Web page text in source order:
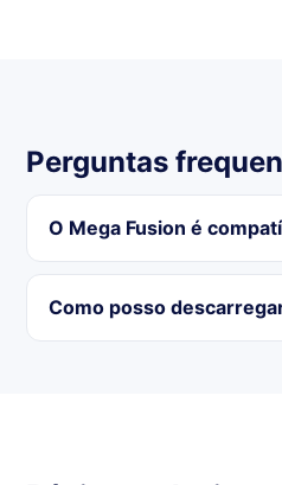
Perguntas
O Mega Fusion é
Como posso